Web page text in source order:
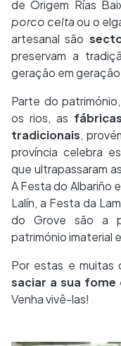
de Origem Rías
porco celtaou o
artesanal são
preservam a
geração em
Parte do
os rios, as
tradicionais,
província celebra
que ultrapassaram
A Festa do Albariño
Lalín, a Festa da
do Grove são a
património imaterial
Por estas e muitas
saciar a sua fome
Venha vivê-las!